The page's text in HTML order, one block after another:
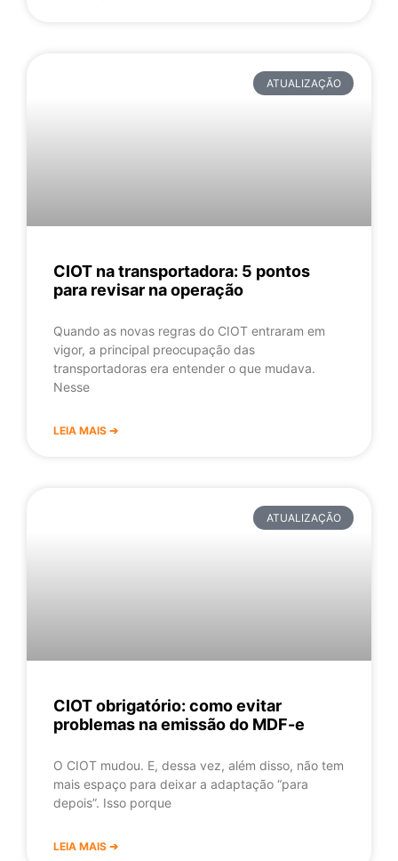
ATUALIZAÇÃO
CIOT na transportadora: 5 pontos
para revisar na operação
Quando as novas regras do CIOT entraram em
vigor, a principal preocupação das
transportadoras era entender o que mudava.
Nesse
LEIA MAIS ➔
ATUALIZAÇÃO
CIOT obrigatório: como evitar
problemas na emissão do MDF-e
O CIOT mudou. E, dessa vez, além disso, não tem
mais espaço para deixar a adaptação “para
depois”. Isso porque
LEIA MAIS ➔